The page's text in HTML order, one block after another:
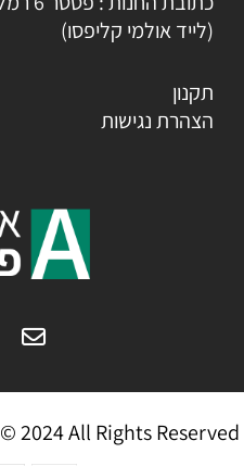
(לייד אולמי קליפסו)
תקנון
הצהרת נגישות
© 2024 All Rights Reserved